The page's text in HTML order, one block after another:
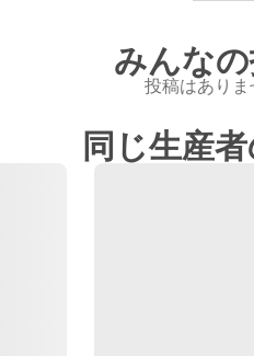
みんな
投稿はありま
同じ生産